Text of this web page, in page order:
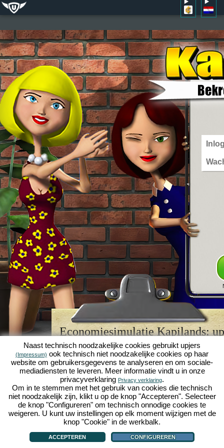
Economiesimulatie Kapilands:
browserspellegende
Kapilands is een van de bestebrowserspellenvan
retrogamevoor fans van economiesimulaties. Het
werd ooit uitgeroepen tot "MMO van het jaar" en is
een genot voor fans van strategische
online
je eigen zakenimperium opbouwen en carrière
economiesimulaties!
Naast technisch noodzakelijke cookies gebruikt upjers
(Impressum) ook technisch niet noodzakelijke cookies op haar
website om gebruikersgegevens te analyseren en om sociale-
mediadiensten te leveren. Meer informatie vindt u in onze
privacyverklaring Privacy verklaring.
Om in te stemmen met het gebruik van cookies die technisch
niet noodzakelijk zijn, klikt u op de knop "Accepteren". Selecteer
de knop "Configureren" om technisch onnodige cookies te
weigeren. U kunt uw instellingen op elk moment wijzigen met de
knop "Cookie" in de werkbalk.
ACCEPTEREN CONFIGUREREN